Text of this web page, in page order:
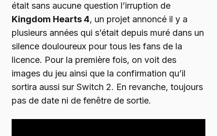
était sans aucune question l’irruption de
Kingdom Hearts 4, un projet annoncé il y a
plusieurs années qui s’était depuis muré dans un
silence douloureux pour tous les fans de la
licence. Pour la première fois, on voit des
images du jeu ainsi que la confirmation qu’il
sortira aussi sur Switch 2. En revanche, toujours
pas de date ni de fenêtre de sortie.